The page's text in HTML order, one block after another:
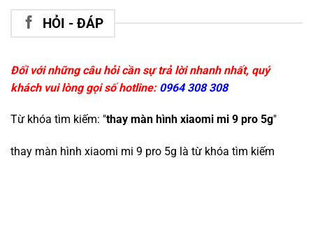
HỎI - ĐÁP
Đối với những câu hỏi cần sự trả lời nhanh nhất, quý
khách vui lòng gọi số hotline: 0964 308 308
Từ khóa tìm kiếm: "thay màn hình xiaomi mi 9 pro 5g"
thay màn hình xiaomi mi 9 pro 5g là từ khóa tìm kiếm